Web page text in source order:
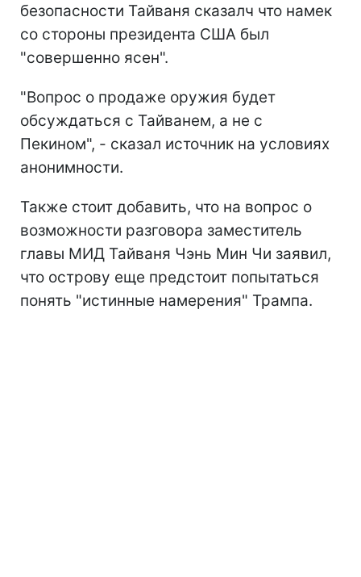
безопасности Тайваня сказалч что намек
со стороны президента США был
"совершенно ясен".
"Вопрос о продаже оружия будет
обсуждаться с Тайванем, а не с
Пекином", - сказал источник на условиях
анонимности.
Также стоит добавить, что на вопрос о
возможности разговора заместитель
главы МИД Тайваня Чэнь Мин Чи заявил,
что острову еще предстоит попытаться
понять "истинные намерения" Трампа.